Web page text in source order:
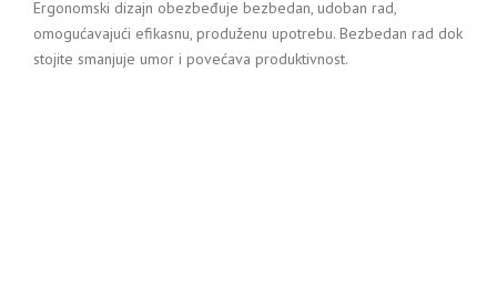
Ergonomski dizajn obezbeđuje bezbedan, udoban rad,
omogućavajući efikasnu, produženu upotrebu. Bezbedan rad dok
stojite smanjuje umor i povećava produktivnost.